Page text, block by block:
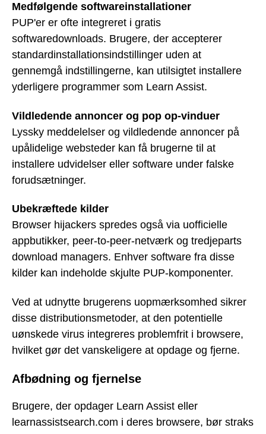
Medfølgende softwareinstallationer
PUP'er er ofte integreret i gratis
softwaredownloads. Brugere, der accepterer
standardinstallationsindstillinger uden at
gennemgå indstillingerne, kan utilsigtet installere
yderligere programmer som Learn Assist.
Vildledende annoncer og pop op-vinduer
Lyssky meddelelser og vildledende annoncer på
upålidelige websteder kan få brugerne til at
installere udvidelser eller software under falske
forudsætninger.
Ubekræftede kilder
Browser hijackers spredes også via uofficielle
appbutikker, peer-to-peer-netværk og tredjeparts
download managers. Enhver software fra disse
kilder kan indeholde skjulte PUP-komponenter.
Ved at udnytte brugerens uopmærksomhed sikrer
disse distributionsmetoder, at den potentielle
uønskede virus integreres problemfrit i browsere,
hvilket gør det vanskeligere at opdage og fjerne.
Afbødning og fjernelse
Brugere, der opdager Learn Assist eller
learnassistsearch.com i deres browsere, bør straks